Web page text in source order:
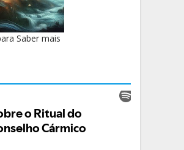
Saber mais